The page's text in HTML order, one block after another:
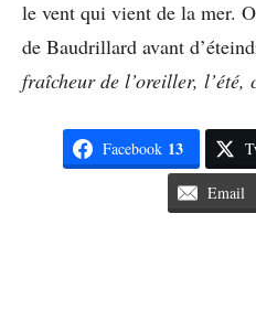
le vent qui vient de la mer.
de Baudrillard avant
fraîcheur de l’oreiller, l’été,
Facebook 13
Email